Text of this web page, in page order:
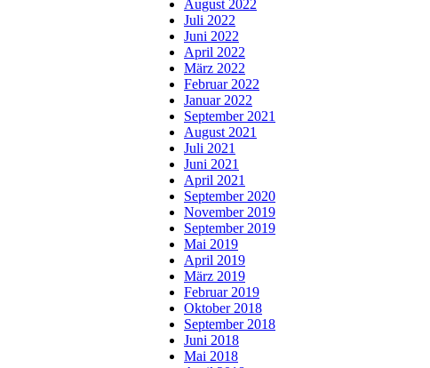
August 2022
Juli 2022
Juni 2022
April 2022
März 2022
Februar 2022
Januar 2022
September 2021
August 2021
Juli 2021
Juni 2021
April 2021
September 2020
November 2019
September 2019
Mai 2019
April 2019
März 2019
Februar 2019
Oktober 2018
September 2018
Juni 2018
Mai 2018